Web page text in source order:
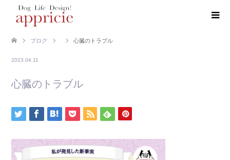
ブログ 心臓のトラブル
2023.04.11
心臓のトラブル